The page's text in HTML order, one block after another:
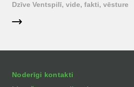
Dzīve Ventspilī, vide, fakti, vēsture
Noderīgi kontakti